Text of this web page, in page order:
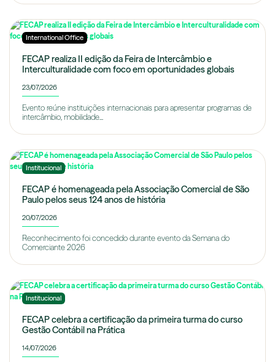
International Office
FECAP realiza II edição da Feira de Intercâmbio e
Interculturalidade com foco em oportunidades globais
23/07/2026
Evento reúne instituições internacionais para apresentar programas de
intercâmbio, mobilidade...
Institucional
FECAP é homenageada pela Associação Comercial de São
Paulo pelos seus 124 anos de história
20/07/2026
Reconhecimento foi concedido durante evento da Semana do
Comerciante 2026
Institucional
FECAP celebra a certificação da primeira turma do curso
Gestão Contábil na Prática
14/07/2026